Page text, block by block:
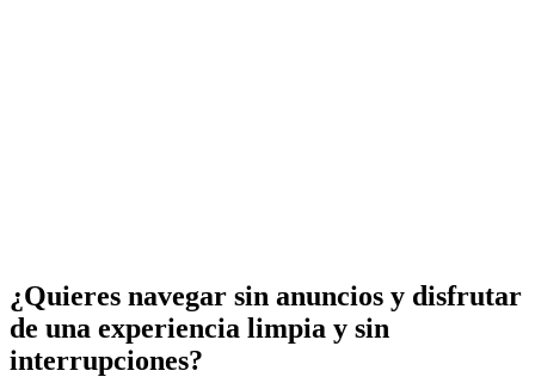
¿Quieres navegar sin anuncios y disfrutar
de una experiencia limpia y sin
interrupciones?